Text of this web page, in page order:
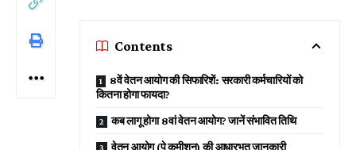
Contents
8वें वेतन आयोग की सिफारिशें: सरकारी कर्मचारियों को
कितना होगा फायदा?
कब लागू होगा 8वां वेतन आयोग? जानें संभावित तिथि
वेतन आयोग (पे कमीशन) की आधारभूत जानकारी